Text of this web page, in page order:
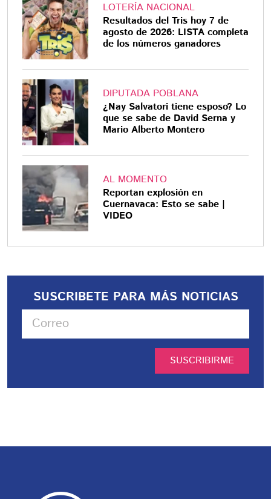
LOTERÍA NACIONAL
Resultados del Tris hoy 7 de
agosto de 2026: LISTA completa
de los números ganadores
DIPUTADA POBLANA
¿Nay Salvatori tiene esposo? Lo
que se sabe de David Serna y
Mario Alberto Montero
AL MOMENTO
Reportan explosión en
Cuernavaca: Esto se sabe |
VIDEO
SUSCRIBETE PARA MÁS NOTICIAS
SUSCRIBIRME